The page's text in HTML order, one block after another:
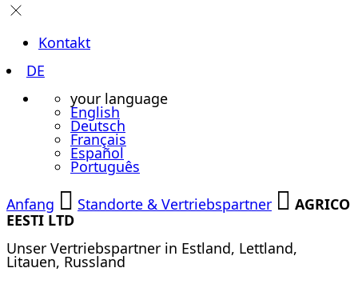
Kontakt
DE
your language
English
Deutsch
Français
Español
Português
Anfang
Standorte & Vertriebspartner
AGRICO
EESTI LTD
Unser Vertriebspartner in Estland, Lettland,
Litauen, Russland